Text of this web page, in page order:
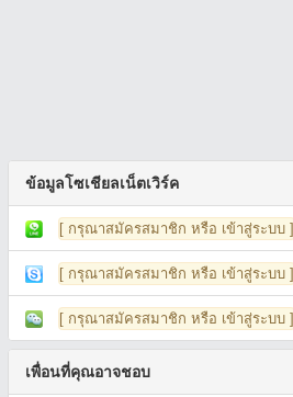
ข้อมูลโซเชียลเน็ตเวิร์ค
[ กรุณาสมัครสมาชิก หรือ เข้าสู่ระบบ ]
[ กรุณาสมัครสมาชิก หรือ เข้าสู่ระบบ ]
[ กรุณาสมัครสมาชิก หรือ เข้าสู่ระบบ ]
เพื่อนที่คุณอาจชอบ